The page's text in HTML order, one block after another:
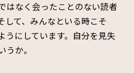
はなく会ったことのない読者
して、みんなといる時こそ
うにしています。自分を見失
か。